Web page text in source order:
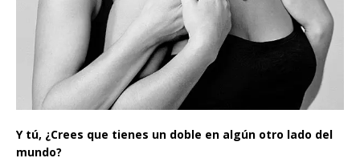
Y tú, ¿Crees que tienes un doble en algún otro lado del
mundo?